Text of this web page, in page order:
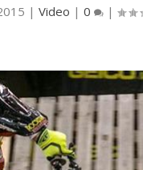
| Video | 0 |